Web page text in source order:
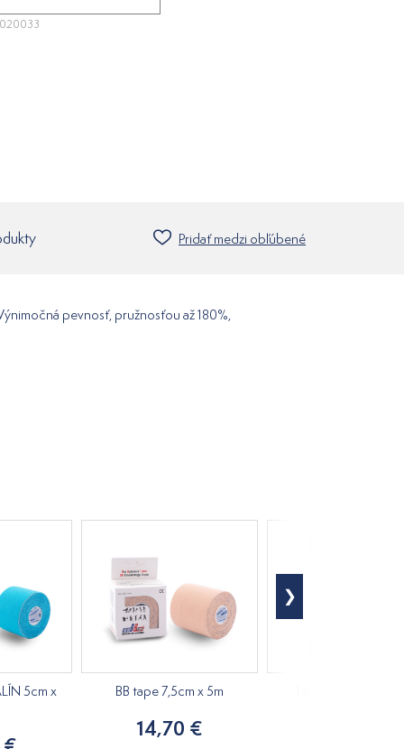
Pridať medzi obľúbené
pevnosť, pružnosťou až 180%,
5cm x
BB tape 7,5cm x 5m
14,70 €